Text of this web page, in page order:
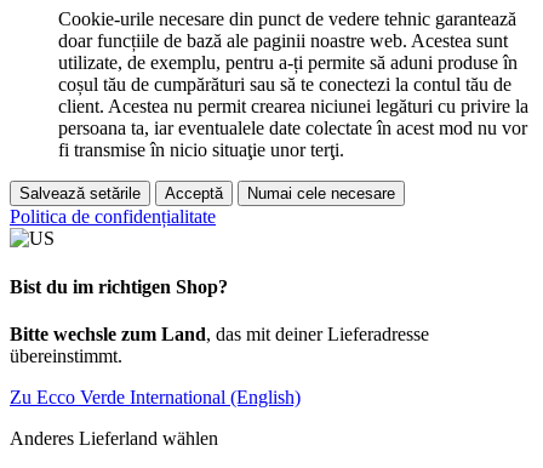
Cookie-urile necesare din punct de vedere tehnic garantează
doar funcțiile de bază ale paginii noastre web. Acestea sunt
utilizate, de exemplu, pentru a-ți permite să aduni produse în
coșul tău de cumpărături sau să te conectezi la contul tău de
client. Acestea nu permit crearea niciunei legături cu privire la
persoana ta, iar eventualele date colectate în acest mod nu vor
fi transmise în nicio situaţie unor terţi.
Salvează setările Acceptă Numai cele necesare
Politica de confidențialitate
Bist du im richtigen Shop?
Bitte wechsle zum Land, das mit deiner Lieferadresse
übereinstimmt.
Zu Ecco Verde International (English)
Anderes Lieferland wählen